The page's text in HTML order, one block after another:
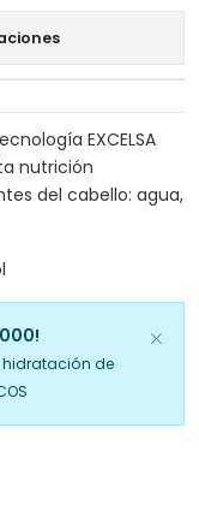
EXCELSA
nutrición
del cabello: agua,
de